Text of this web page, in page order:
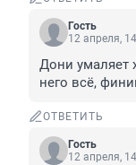
Гость
12 апреля,
Дони умаляет
него всё,
ОТВЕТИТЬ
Гость
12 апреля,